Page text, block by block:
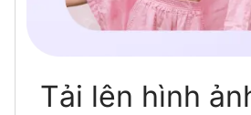
Tải lên hình